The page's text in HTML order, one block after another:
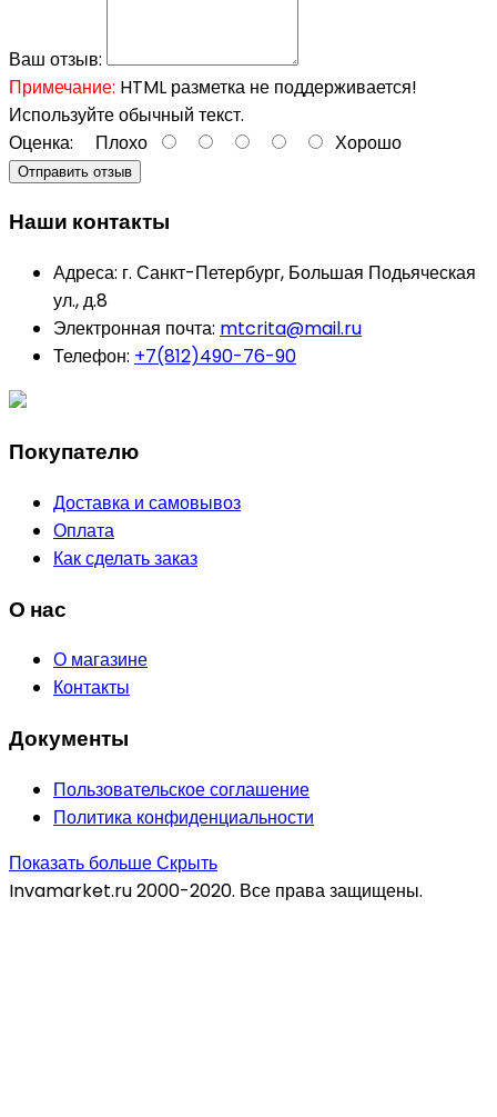
Ваш отзыв:
Примечание: HTML разметка не поддерживается!
Используйте обычный текст.
Оценка: Плохо Хорошо
Отправить отзыв
Наши контакты
Адреса: г. Санкт-Петербург, Большая Подьяческая
ул., д.8
Электронная почта: mtcrita@mail.ru
Телефон: +7(812)490-76-90
Покупателю
Доставка и самовывоз
Оплата
Как сделать заказ
О нас
О магазине
Контакты
Документы
Пользовательское соглашение
Политика конфиденциальности
Показать большеСкрыть
Invamarket.ru 2000-2020. Все права защищены.